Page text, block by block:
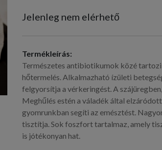
Jelenleg nem elérhető
Termékleírás:
Természetes antibiotikumok közé
hőtermelés. Alkalmazható ízületi
felgyorsítja a vérkeringést. A
Meghűlés estén a váladék által
gyomrunkban segíti az emésztést.
tisztítja. Sok foszfort tartalmaz, amely
is jótékonyan hat.